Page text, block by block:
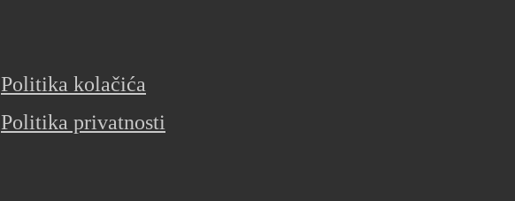
Politika kolačića
Politika privatnosti